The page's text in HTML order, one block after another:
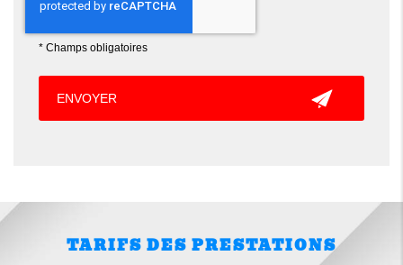
* Champs obligatoires
TARIFS DES PRESTATIONS